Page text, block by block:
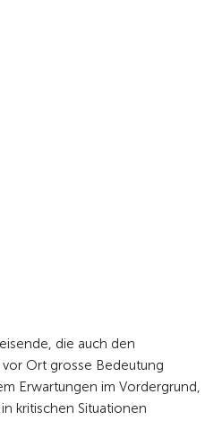
die auch den
Ort grosse Bedeutung
Erwartungen im Vordergrund,
kritischen Situationen